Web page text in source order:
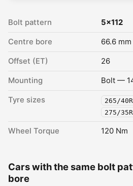
Bolt pattern 5x112
Centre bore 66.6 mm
Offset (ET) 26
Mounting Bolt —
Tyre sizes 265/
275/
Wheel Torque 120 Nm
Cars with the same bolt
bore